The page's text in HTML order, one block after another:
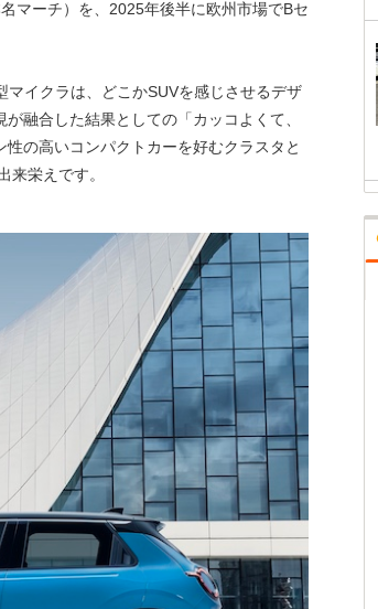
マーチ）を、2025年後半に欧州市場でBセ
イクラは、どこかSUVを感じさせるデザ
融合した結果としての「カッコよくて、
の高いコンパクトカーを好むクラスタと
来栄えです。